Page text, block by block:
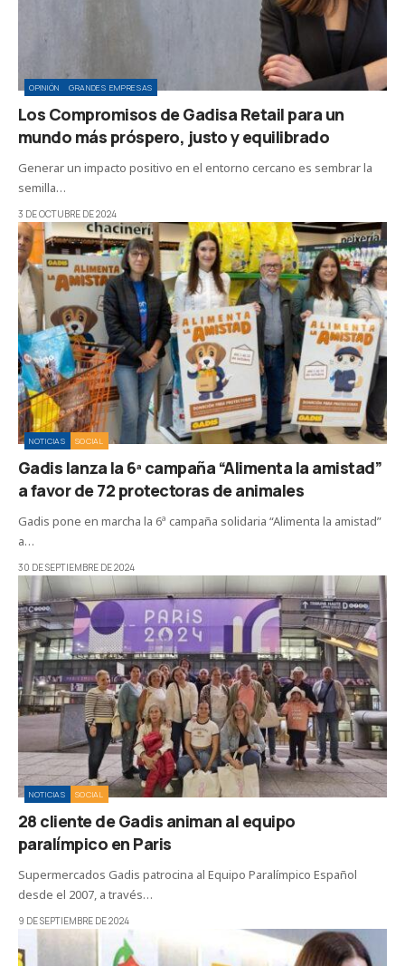
OPINIÓN GRANDES EMPRESAS
Los Compromisos de Gadisa Retail para un
mundo más próspero, justo y equilibrado
Generar un impacto positivo en el entorno cercano es sembrar la
semilla…
3 DE OCTUBRE DE 2024
NOTICIAS SOCIAL
Gadis lanza la 6ª campaña “Alimenta la amistad”
a favor de 72 protectoras de animales
Gadis pone en marcha la 6ª campaña solidaria “Alimenta la amistad”
a…
30 DE SEPTIEMBRE DE 2024
NOTICIAS SOCIAL
28 cliente de Gadis animan al equipo
paralímpico en Paris
Supermercados Gadis patrocina al Equipo Paralímpico Español
desde el 2007, a través…
9 DE SEPTIEMBRE DE 2024